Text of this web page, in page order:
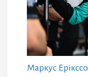
Маркус